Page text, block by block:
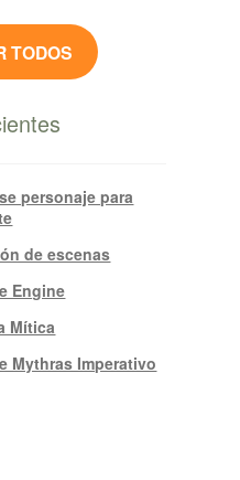
TODOS
personaje para
de escenas
Engine
Mítica
Mythras Imperativo